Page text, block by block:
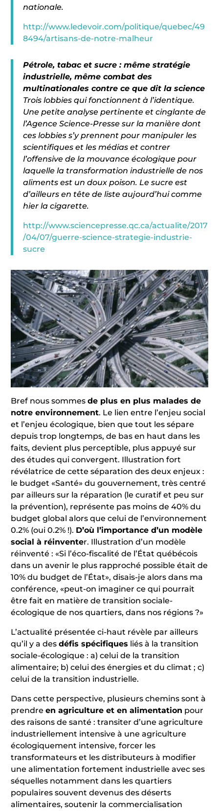
nationale.
http://www.ledevoir.com/politique/quebec/49
8494/artisans-de-notre-malheur
Pétrole, tabac et sucre : même stratégie
industrielle, même combat des
multinationales contre ce que dit la science
Trois lobbies qui fonctionnent à l’identique.
Une petite analyse pertinente et cinglante de
l’Agence Science-Presse sur la manière dont
ces lobbies s’y prennent pour manipuler les
scientifiques et les médias et contrer
l’offensive de la mouvance écologique pour
laquelle la transformation industrielle de nos
aliments est un doux poison. Le sucre est
d’ailleurs en tête de liste aujourd’hui comme
hier la cigarette.
http://www.sciencepresse.qc.ca/actualite/2017
/04/07/guerre-science-strategie-industrie-
sucre
Bref nous sommesde plus en plus malades de
notre environnement. Le lien entre l’enjeu social
et l’enjeu écologique, bien que tout les sépare
depuis trop longtemps, de bas en haut dans les
faits, devient plus perceptible, plus appuyé sur
des études qui convergent. Illustration fort
révélatrice de cette séparation des deux enjeux :
le budget «Santé» du gouvernement, très centré
par ailleurs sur la réparation (le curatif et peu sur
la prévention), représente pas moins de 40% du
budget global alors que celui de l’environnement
0.2% (oui 0.2% !). D’où l’importance d’un modèle
social à réinventer. Illustration d’un modèle
réinventé : «Si l’éco-fiscalité de l’État québécois
dans un avenir le plus rapproché possible était de
10% du budget de l’État», disais-je alors dans ma
conférence, «peut-on imaginer ce qui pourrait
être fait en matière de transition sociale-
écologique de nos quartiers, dans nos régions ?»
L’actualité présentée ci-haut révèle par ailleurs
qu’il y a desdéfis spécifiques liés à la transition
sociale-écologique : a) celui de la transition
alimentaire; b) celui des énergies et du climat ; c)
celui de la transition industrielle.
Dans cette perspective, plusieurs chemins sont à
prendreen agriculture et en alimentation pour
des raisons de santé : transiter d’une agriculture
industriellement intensive à une agriculture
écologiquement intensive, forcer les
transformateurs et les distributeurs à modifier
une alimentation fortement industrielle avec ses
séquelles notamment dans les quartiers
populaires souvent devenus des déserts
alimentaires, soutenir la commercialisation